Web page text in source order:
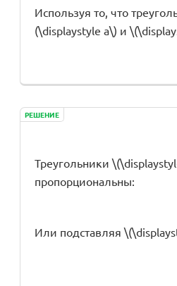
Используя то, что
(\displaystyle a\) и
РЕШЕНИЕ
Треугольники
пропорциональны:
Или подставляя